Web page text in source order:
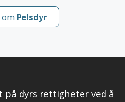
om Pelsdyr
på dyrs rettigheter ved å